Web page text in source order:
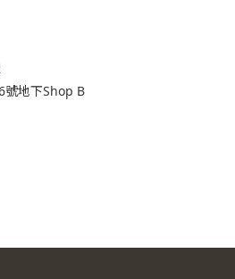
號地下Shop B